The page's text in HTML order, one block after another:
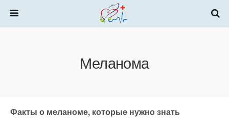
Меланома
Факты о меланоме, которые нужно знать